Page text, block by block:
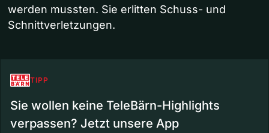
werden mussten. Sie erlitten Schuss- und
Schnittverletzungen.
TIPP
Sie wollen keine TeleBärn-Highlights
verpassen? Jetzt unsere App